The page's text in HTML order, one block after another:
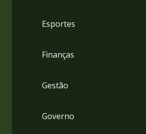
Esportes
Finanças
Gestão
Governo